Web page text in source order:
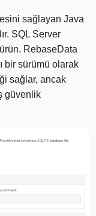
sağlayan Java
SQL Server
RebaseData
bir sürümü olarak
sağlar, ancak
güvenlik